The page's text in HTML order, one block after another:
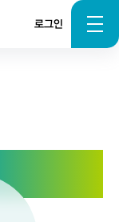
로그인